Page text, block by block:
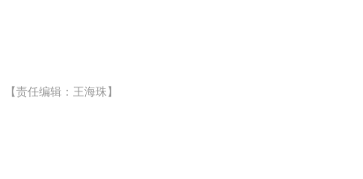
【责任编辑：王海珠】